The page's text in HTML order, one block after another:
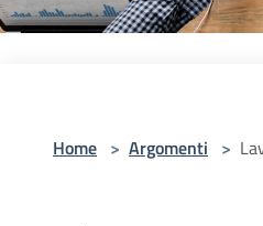
Home > Argomenti >